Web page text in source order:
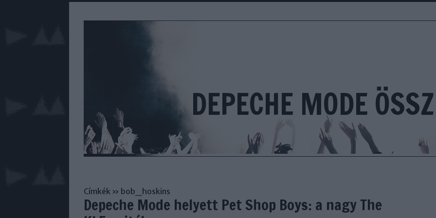
DEPECHE MODE
Címkék » bob_hoskins
Depeche Mode helyett Pet Shop Boys: a nagy The